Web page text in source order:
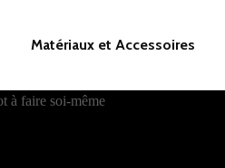
Matériaux et Accessoires